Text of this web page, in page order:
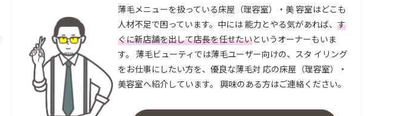
薄毛メニューを扱っている床屋（理容室）・美 容室はどこも
人材不足で困っています。中には 能力とやる気があれば、 す
ぐに新店舗を出して店長を任せたいというオーナーもいま
す。 薄毛ビューティでは薄毛ユーザー向けの、スタ イリング
をお仕事にしたい方を、優良な薄毛対 応の床屋（理容室）・
美容室へ紹介しています。 興味のある方はご連絡ください。